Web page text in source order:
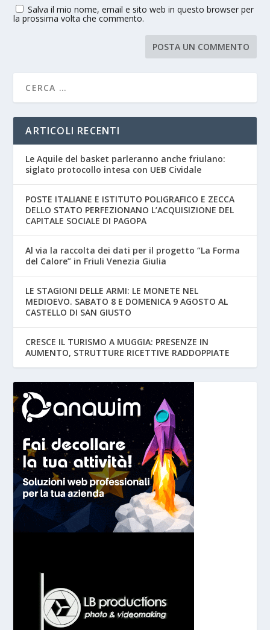
Salva il mio nome, email e sito web in questo browser per
la prossima volta che commento.
ARTICOLI RECENTI
Le Aquile del basket parleranno anche friulano:
siglato protocollo intesa con UEB Cividale
POSTE ITALIANE E ISTITUTO POLIGRAFICO E ZECCA
DELLO STATO PERFEZIONANO L’ACQUISIZIONE DEL
CAPITALE SOCIALE DI PAGOPA
Al via la raccolta dei dati per il progetto “La Forma
del Calore” in Friuli Venezia Giulia
LE STAGIONI DELLE ARMI: LE MONETE NEL
MEDIOEVO. SABATO 8 E DOMENICA 9 AGOSTO AL
CASTELLO DI SAN GIUSTO
CRESCE IL TURISMO A MUGGIA: PRESENZE IN
AUMENTO, STRUTTURE RICETTIVE RADDOPPIATE